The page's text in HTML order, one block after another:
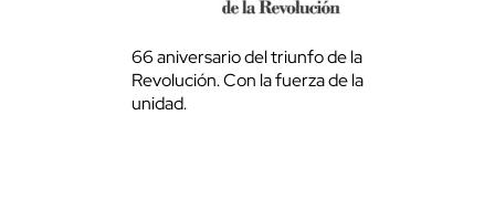
66 aniversario del triunfo de la
Revolución. Con la fuerza de la
unidad.